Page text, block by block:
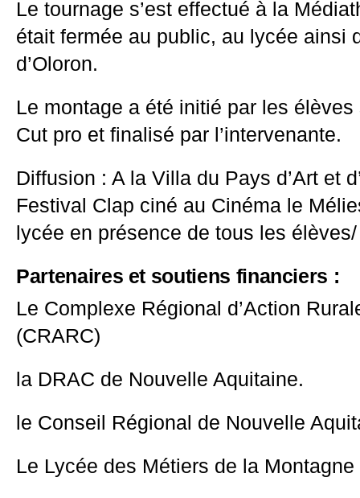
Le tournage s’est effectué à la
était fermée au public, au lycée ainsi
d’Oloron.
Le montage a été initié par les
Cut pro et finalisé par l’intervenante.
Diffusion : A la Villa du Pays d’Art et
Festival Clap ciné au Cinéma le
lycée en présence de tous les
Partenaires et soutiens financiers :
Le Complexe Régional d’Action
(CRARC)
la DRAC de Nouvelle Aquitaine.
le Conseil Régional de Nouvelle
Le Lycée des Métiers de la Montagne